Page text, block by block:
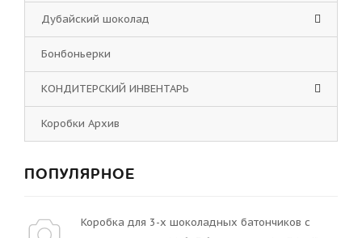
Дубайский шоколад
Бонбоньерки
КОНДИТЕРСКИЙ ИНВЕНТАРЬ
Коробки Архив
ПОПУЛЯРНОЕ
Коробка для 3-х шоколадных батончиков с